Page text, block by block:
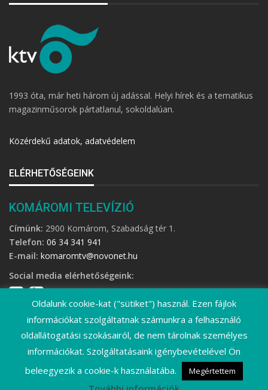
1993 óta, már heti három új adással. Helyi hírek és a tematikus
magazinműsorok pártatlanul, sokoldalúan.
Közérdekű adatok, adatvédelem
ELÉRHETŐSÉGEINK
KOMÁROMI TELEVÍZIÓ
Címünk: 2900 Komárom, Szabadság tér 1.
Telefon: 06 34 341 941
E-mail: komaromtv@novonet.hu
Social media elérhetőségeink:
©2026 Komáromi Televízió • Minden jog fenntartva!
Oldalunk cookie-kat ("sütiket") használ. Ezen fájlok
információkat szolgáltatnak számunkra a felhasználó
oldallátogatási szokásairól, de nem tárolnak személyes
információkat. Szolgáltatásaink igénybevételével Ön
beleegyezik a cookie-k használatába.
Megértettem